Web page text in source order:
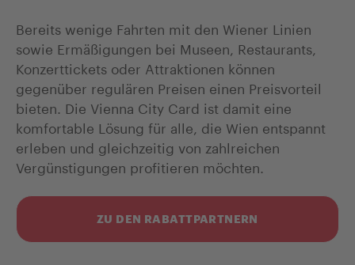
Bereits wenige Fahrten mit den Wiener Linien
sowie Ermäßigungen bei Museen, Restaurants,
Konzerttickets oder Attraktionen können
gegenüber regulären Preisen einen Preisvorteil
bieten. Die Vienna City Card ist damit eine
komfortable Lösung für alle, die Wien entspannt
erleben und gleichzeitig von zahlreichen
Vergünstigungen profitieren möchten.
ZU DEN RABATTPARTNERN